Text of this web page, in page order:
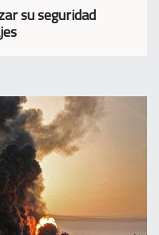
su seguridad